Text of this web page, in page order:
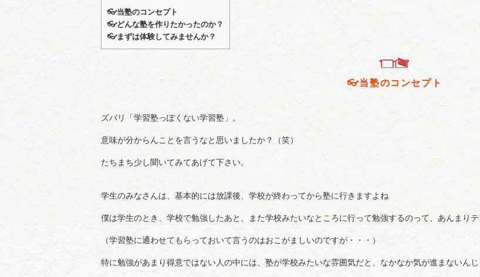
👓️当塾のコンセプト
👓️どんな塾を作りたかったのか？
👓️まずは体験してみませんか？
👓️当塾のコンセプト
ズバリ「学習塾っぽくない学習塾」。
意味が分からんことを言うなと思いましたか？（笑）
たちまち少し聞いてみてあげて下さい。
学生のみなさんは、基本的には放課後、学校が終わってから塾に行きますよね
僕は学生のとき、学校で勉強したあと、また学校みたいなところに行って勉強するのって、あんまり
（学習塾に通わせてもらっておいて言うのはおこがましいのですが・・・）
特に勉強があまり得意ではない人の中には、塾が学校みたいな雰囲気だと、なかなか気が進まないん